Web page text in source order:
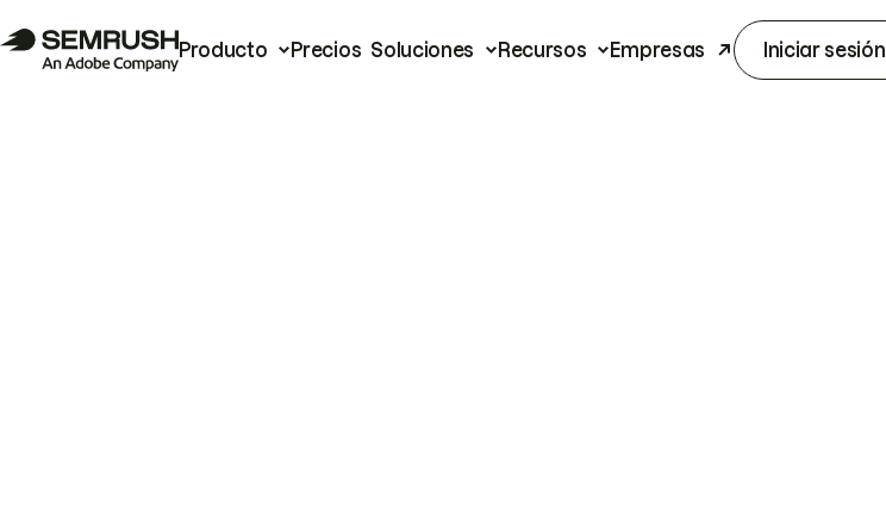
Producto Precios Soluciones Recursos Empresas Iniciar sesión